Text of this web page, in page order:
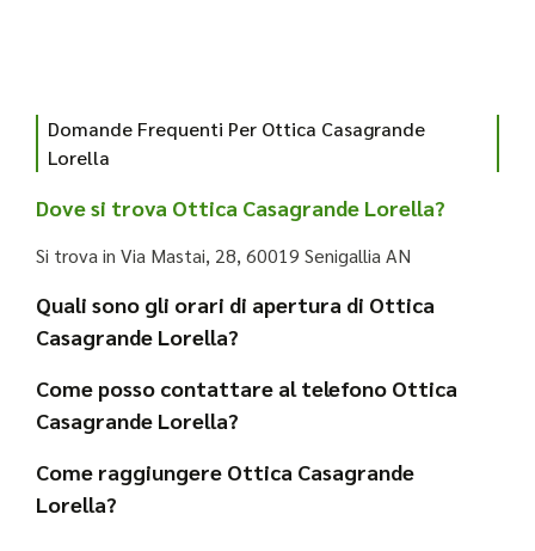
Domande Frequenti Per Ottica Casagrande
Lorella
Dove si trova Ottica Casagrande Lorella?
Si trova in Via Mastai, 28, 60019 Senigallia AN
Quali sono gli orari di apertura di Ottica
Casagrande Lorella?
Come posso contattare al telefono Ottica
Casagrande Lorella?
Come raggiungere Ottica Casagrande
Lorella?